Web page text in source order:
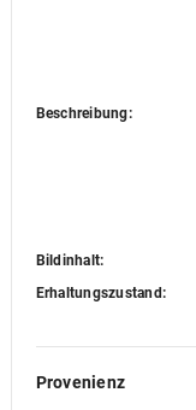
Beschreibung:
Bildinhalt:
Erhaltungszustand:
Provenienz